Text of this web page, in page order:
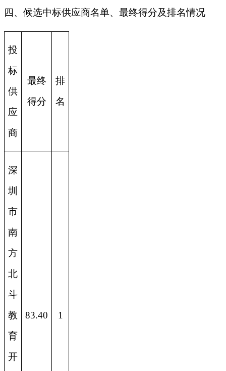
四、候选中标供应商名单、最终得分及排名情况
投
标
供
应
商
最终
得分
排
名
深
圳
市
南
方
北
斗
教
育
开
83.40 1